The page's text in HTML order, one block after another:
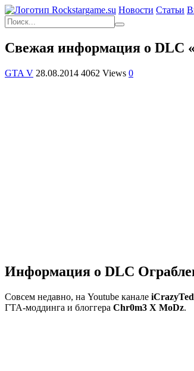
Новости Статьи
Cвежая информация о DLC
GTA V 28.08.2014 4062 Views 0
Информация о DLC
Совсем недавно, на Youtube канале
ГТА-моддинга и блоггера Chr0m3 X MoDz.